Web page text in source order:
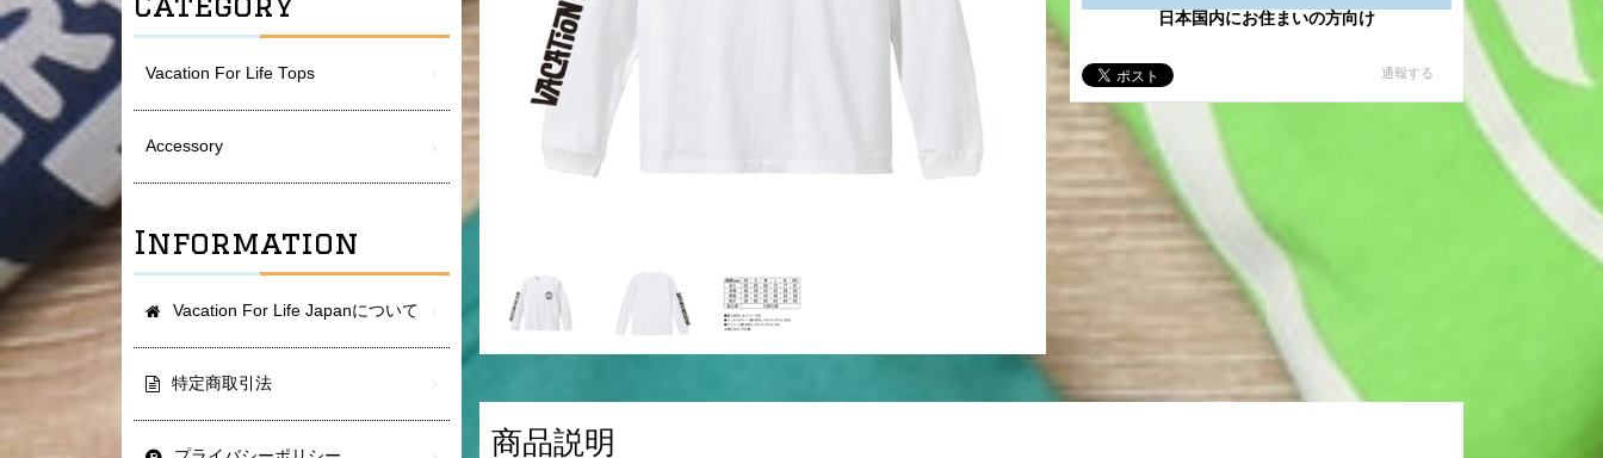
日本国内にお住まいの方向け
通報する
商品説明
Vacation For Life Tops
Accessory
Information
Vacation For Life Japanについて
特定商取引法